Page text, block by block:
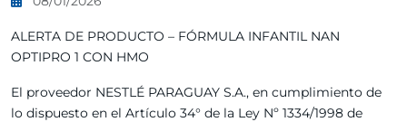
ALERTA DE PRODUCTO – FÓRMULA INFANTIL NAN
OPTIPRO 1 CON HMO
El proveedor NESTLÉ PARAGUAY S.A., en cumplimiento de
lo dispuesto en el Artículo 34° de la Ley Nº 1334/1998 de